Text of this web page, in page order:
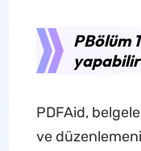
PBölüm
PDFAid,
ve